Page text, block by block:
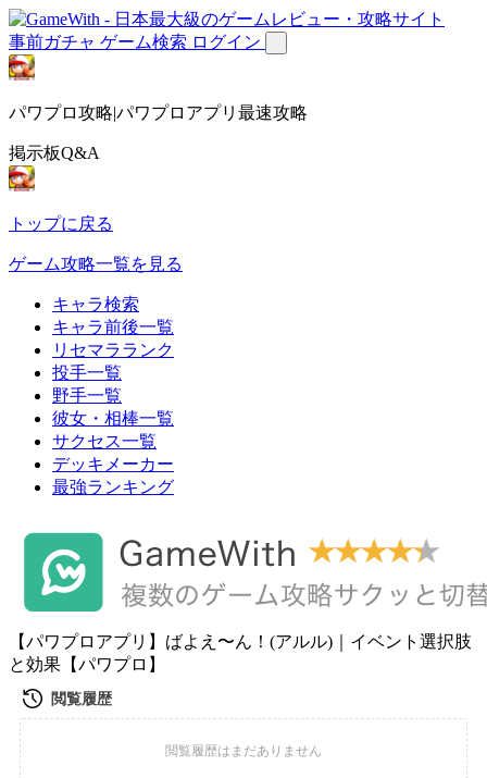
事前ガチャ ゲーム検索 ログイン
パワプロ攻略|パワプロアプリ最速攻略
掲示板Q&A
トップに戻る
ゲーム攻略一覧を見る
キャラ検索
キャラ前後一覧
リセマラランク
投手一覧
野手一覧
彼女・相棒一覧
サクセス一覧
デッキメーカー
最強ランキング
【パワプロアプリ】ばよえ〜ん！(アルル)｜イベント選択肢
と効果【パワプロ】